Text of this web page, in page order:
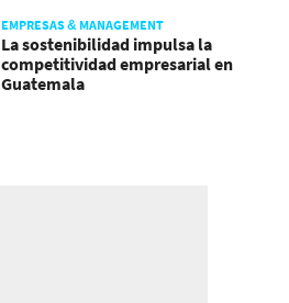
EMPRESAS & MANAGEMENT
La sostenibilidad impulsa la
competitividad empresarial en
Guatemala